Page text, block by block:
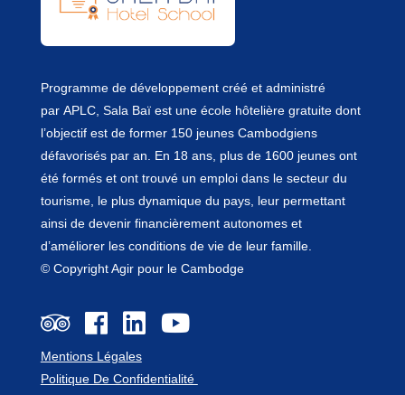
Programme de développement créé et administré
par APLC, Sala Baï est une école hôtelière gratuite dont
l’objectif est de former 150 jeunes Cambodgiens
défavorisés par an. En 18 ans, plus de 1600 jeunes ont
été formés et ont trouvé un emploi dans le secteur du
tourisme, le plus dynamique du pays, leur permettant
ainsi de devenir financièrement autonomes et
d’améliorer les conditions de vie de leur famille.
© Copyright Agir pour le Cambodge
Mentions Légales
Politique De Confidentialité